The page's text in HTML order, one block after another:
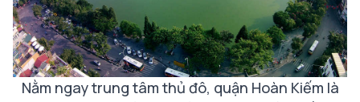
Nằm ngay trung tâm thủ đô, quận Hoàn Kiếm là